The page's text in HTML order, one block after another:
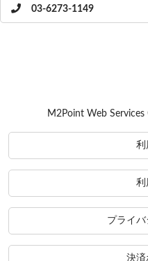
03-6273-1149
M2Point Web
利
利
プライ
決済